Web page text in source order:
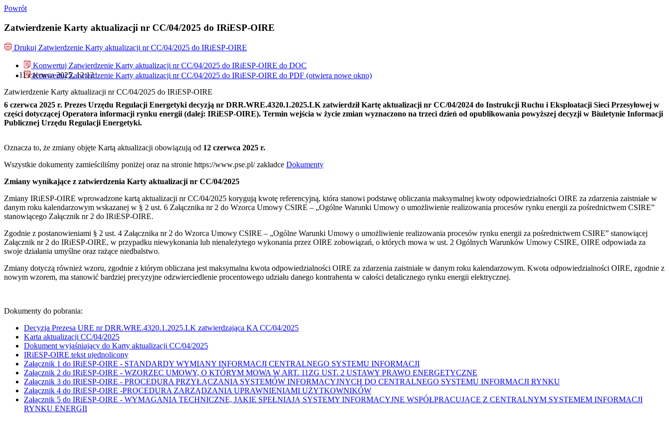
Powrót
Zatwierdzenie Karty aktualizacji nr CC/04/2025 do IRiESP-OIRE
Drukuj Zatwierdzenie Karty aktualizacji nr CC/04/2025 do IRiESP-OIRE
Konwertuj Zatwierdzenie Karty aktualizacji nr CC/04/2025 do IRiESP-OIRE do DOC
Konwertuj Zatwierdzenie Karty aktualizacji nr CC/04/2025 do IRiESP-OIRE do PDF (otwiera nowe okno)
11 czerwca 2025, 12:12
Zatwierdzenie Karty aktualizacji nr CC/04/2025 do IRiESP-OIRE
6 czerwca 2025 r. Prezes Urzędu Regulacji Energetyki decyzją nr DRR.WRE.4320.1.2025.LK zatwierdził Kartę aktualizacji nr CC/04/2024 do Instrukcji Ruchu i Eksploatacji Sieci Przesyłowej w
części dotyczącej Operatora informacji rynku energii (dalej: IRiESP-OIRE). Termin wejścia w życie zmian wyznaczono na trzeci dzień od opublikowania powyższej decyzji w Biuletynie Informacji
Publicznej Urzędu Regulacji Energetyki.
Oznacza to, że zmiany objęte Kartą aktualizacji obowiązują od 12 czerwca 2025 r.
Wszystkie dokumenty zamieściliśmy poniżej oraz na stronie https://www.pse.pl/ zakładce Dokumenty
Zmiany wynikające z zatwierdzenia Karty aktualizacji nr CC/04/2025
Zmiany IRiESP-OIRE wprowadzone kartą aktualizacji nr CC/04/2025 korygują kwotę referencyjną, która stanowi podstawę obliczania maksymalnej kwoty odpowiedzialności OIRE za zdarzenia zaistniałe w
danym roku kalendarzowym wskazanej w § 2 ust. 6 Załącznika nr 2 do Wzorca Umowy CSIRE – „Ogólne Warunki Umowy o umożliwienie realizowania procesów rynku energii za pośrednictwem CSIRE”
stanowiącego Załącznik nr 2 do IRiESP-OIRE.
Zgodnie z postanowieniami § 2 ust. 4 Załącznika nr 2 do Wzorca Umowy CSIRE – „Ogólne Warunki Umowy o umożliwienie realizowania procesów rynku energii za pośrednictwem CSIRE” stanowiącej
Załącznik nr 2 do IRiESP-OIRE, w przypadku niewykonania lub nienależytego wykonania przez OIRE zobowiązań, o których mowa w ust. 2 Ogólnych Warunków Umowy CSIRE, OIRE odpowiada za
swoje działania umyślne oraz rażące niedbalstwo.
Zmiany dotyczą również wzoru, zgodnie z którym obliczana jest maksymalna kwota odpowiedzialności OIRE za zdarzenia zaistniałe w danym roku kalendarzowym. Kwota odpowiedzialności OIRE, zgodnie z
nowym wzorem, ma stanowić bardziej precyzyjne odzwierciedlenie procentowego udziału danego kontrahenta w całości detalicznego rynku energii elektrycznej.
Dokumenty do pobrania:
Decyzja Prezesa URE nr DRR.WRE.4320.1.2025.LK zatwierdzająca KA CC/04/2025
Karta aktualizacji CC/04/2025
Dokument wyjaśniający do Karty aktualizacji CC/04/2025
IRiESP-OIRE tekst ujednolicony
Załącznik 1 do IRiESP-OIRE - STANDARDY WYMIANY INFORMACJI CENTRALNEGO SYSTEMU INFORMACJI
Załącznik 2 do IRiESP-OIRE - WZORZEC UMOWY, O KTÓRYM MOWA W ART. 11ZG UST. 2 USTAWY PRAWO ENERGETYCZNE
Załącznik 3 do IRiESP-OIRE - PROCEDURA PRZYŁĄCZANIA SYSTEMÓW INFORMACYJNYCH DO CENTRALNEGO SYSTEMU INFORMACJI RYNKU
Załącznik 4 do IRiESP-OIRE -PROCEDURA ZARZĄDZANIA UPRAWNIENIAMI UŻYTKOWNIKÓW
Załącznik 5 do IRiESP-OIRE - WYMAGANIA TECHNICZNE, JAKIE SPEŁNIAJĄ SYSTEMY INFORMACYJNE WSPÓŁPRACUJĄCE Z CENTRALNYM SYSTEMEM INFORMACJI
RYNKU ENERGII